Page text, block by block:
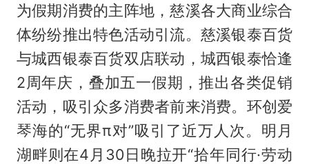
为假期消费的主阵地，慈溪各大商业综合
体纷纷推出特色活动引流。慈溪银泰百货
与城西银泰百货双店联动，城西银泰恰逢
2周年庆，叠加五一假期，推出各类促销
活动，吸引众多消费者前来消费。环创爱
琴海的“无界π对”吸引了近万人次。明月
湖畔则在4月30日晚拉开“拾年同行·劳动